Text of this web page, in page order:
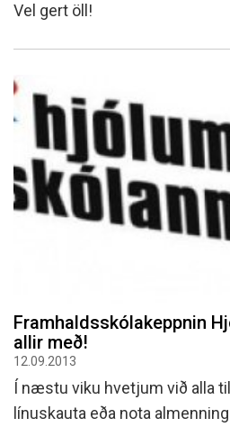
Vel gert öll!
Framhaldsskólakeppnin
allir með!
12.09.2013
Í næstu viku hvetjum við alla
línuskauta eða nota